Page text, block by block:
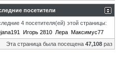
посетители
4 посетителя(ей) этой страницы:
Игорь 2810 Лера Максимус77
Эта страница была посещена 47,108 раз